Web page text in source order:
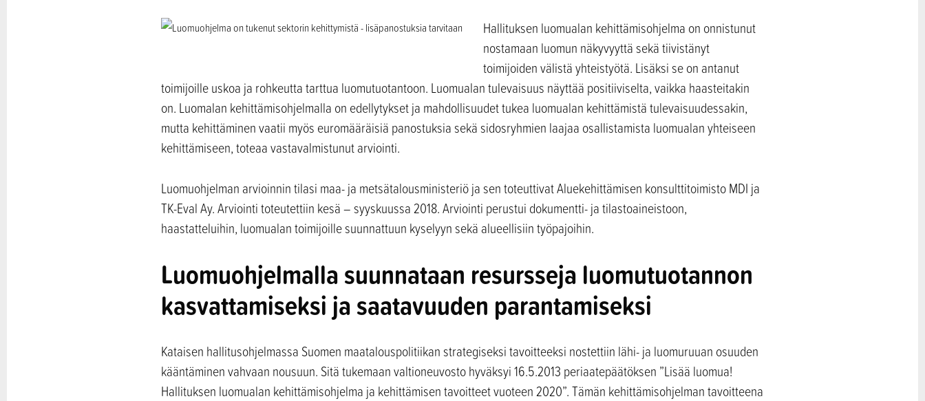
Hallituksen luomualan kehittämisohjelma on onnistunut
nostamaan luomun näkyvyyttä sekä tiivistänyt
toimijoiden välistä yhteistyötä. Lisäksi se on antanut
toimijoille uskoa ja rohkeutta tarttua luomutuotantoon. Luomualan tulevaisuus näyttää positiiviselta, vaikka haasteitakin
on. Luomalan kehittämisohjelmalla on edellytykset ja mahdollisuudet tukea luomualan kehittämistä tulevaisuudessakin,
mutta kehittäminen vaatii myös euromääräisiä panostuksia sekä sidosryhmien laajaa osallistamista luomualan yhteiseen
kehittämiseen, toteaa vastavalmistunut arviointi.
Luomuohjelman arvioinnin tilasi maa- ja metsätalousministeriö ja sen toteuttivat Aluekehittämisen konsulttitoimisto MDI ja
TK-Eval Ay. Arviointi toteutettiin kesä – syyskuussa 2018. Arviointi perustui dokumentti- ja tilastoaineistoon,
haastatteluihin, luomualan toimijoille suunnattuun kyselyyn sekä alueellisiin työpajoihin.
Luomuohjelmalla suunnataan resursseja luomutuotannon
kasvattamiseksi ja saatavuuden parantamiseksi
Kataisen hallitusohjelmassa Suomen maatalouspolitiikan strategiseksi tavoitteeksi nostettiin lähi- ja luomuruuan osuuden
kääntäminen vahvaan nousuun. Sitä tukemaan valtioneuvosto hyväksyi 16.5.2013 periaatepäätöksen ”Lisää luomua!
Hallituksen luomualan kehittämisohjelma ja kehittämisen tavoitteet vuoteen 2020”. Tämän kehittämisohjelman tavoitteena